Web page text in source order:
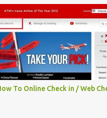
To Online Check in / Web